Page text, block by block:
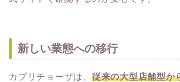
新しい業態への移行
カプリチョーザは、 従来の大型店舗型か